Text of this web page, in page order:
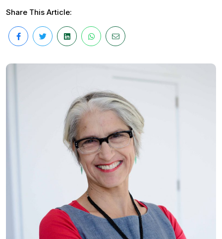
Share This Article: